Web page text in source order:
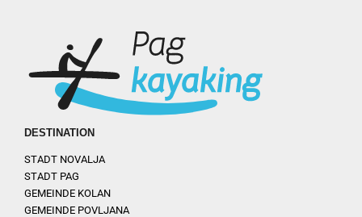
DESTINATION
STADT NOVALJA
STADT PAG
GEMEINDE KOLAN
GEMEINDE POVLJANA